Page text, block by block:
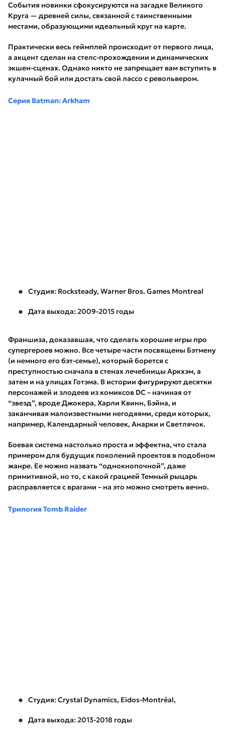
События новинки сфокусируются на загадке Великого
Круга — древней силы, связанной с таинственными
местами, образующими идеальный круг на карте.
Практически весь геймплей происходит от первого лица,
а акцент сделан на стелс-прохождении и динамических
экшен-сценах. Однако никто не запрещает вам вступить в
кулачный бой или достать свой лассо с револьвером.
Серия Batman: Arkham
Студия: Rocksteady, Warner Bros. Games Montreal
Дата выхода: 2009-2015 годы
Франшиза, доказавшая, что сделать хорошие игры про
супергероев можно. Все четыре части посвящены Бэтмену
(и немного его бэт-семье), который борется с
преступностью сначала в стенах лечебницы Аркхэм, а
затем и на улицах Готэма. В истории фигурируют десятки
персонажей и злодеев из комиксов DC – начиная от
“звезд”, вроде Джокера, Харли Квинн, Бэйна, и
заканчивая малоизвестными негодяями, среди которых,
например, Календарный человек, Анарки и Светлячок.
Боевая система настолько проста и эффектна, что стала
примером для будущих поколений проектов в подобном
жанре. Ее можно назвать “однокнопочной”, даже
примитивной, но то, с какой грацией Темный рыцарь
расправляется с врагами – на это можно смотреть вечно.
Трилогия Tomb Raider
Студия: Crystal Dynamics, Eidos-Montréal,
Дата выхода: 2013-2018 годы